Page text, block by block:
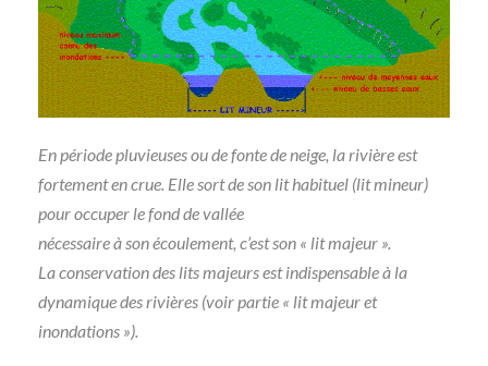
En période pluvieuses ou de fonte de neige, la rivière est
fortement en crue. Elle sort de son lit habituel (lit mineur)
pour occuper le fond de vallée
nécessaire à son écoulement, c’est son « lit majeur ».
La conservation des lits majeurs est indispensable à la
dynamique des rivières (voir partie « lit majeur et
inondations »).